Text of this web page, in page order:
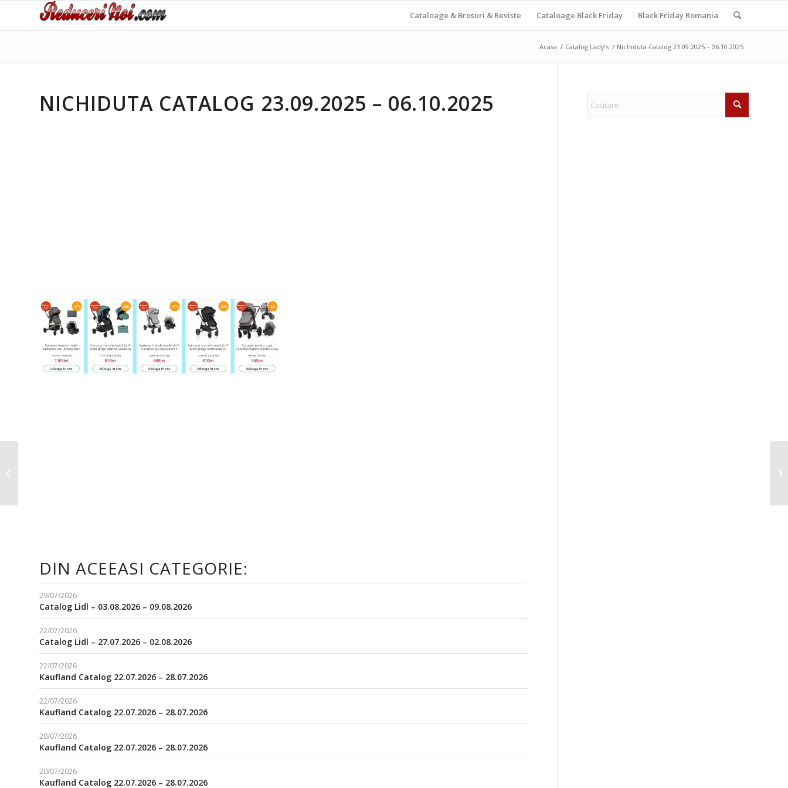
Cataloage & Brosuri & Reviste Cataloage Black Friday Black Friday Romania
Acasa / Catalog Lady’s / Nichiduta Catalog 23.09.2025 – 06.10.2025
NICHIDUTA CATALOG 23.09.2025 – 06.10.2025
DIN ACEEASI CATEGORIE:
29/07/2026
Catalog Lidl – 03.08.2026 – 09.08.2026
22/07/2026
Catalog Lidl – 27.07.2026 – 02.08.2026
22/07/2026
Kaufland Catalog 22.07.2026 – 28.07.2026
22/07/2026
Kaufland Catalog 22.07.2026 – 28.07.2026
20/07/2026
Kaufland Catalog 22.07.2026 – 28.07.2026
20/07/2026
Kaufland Catalog 22.07.2026 – 28.07.2026